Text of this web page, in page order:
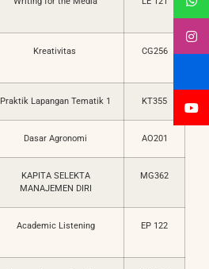
Kreativitas CG256
Praktik Lapangan Tematik 1 KT355
Dasar Agronomi AO201
KAPITA SELEKTA
MANAJEMEN DIRI
MG362
Academic Listening EP 122